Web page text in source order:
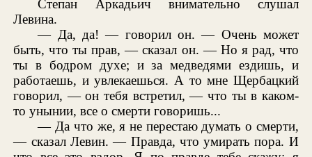
Степан Аркадьич внимательно слушал
Левина.
— Да, да! — говорил он. — Очень может
быть, что ты прав, — сказал он. — Но я рад, что
ты в бодром духе; и за медведями ездишь, и
работаешь, и увлекаешься. А то мне Щербацкий
говорил, — он тебя встретил, — что ты в каком-
то унынии, все о смерти говоришь...
— Да что же, я не перестаю думать о смерти,
— сказал Левин. — Правда, что умирать пора. И